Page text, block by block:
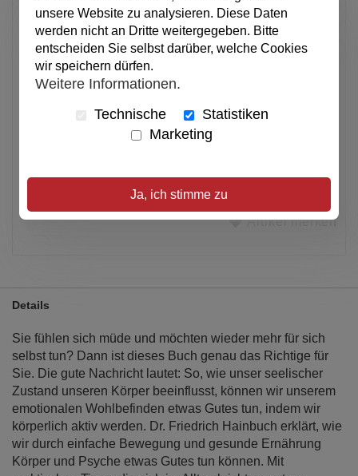
10,95 €
Anzahl
In den Warenkorb
Artikel merken
Details
Sie fühlen sich müde und möchten wieder mehr für sich
selbst tun? Dann ist dieses Buch genau das Richtige für
Sie. Die gute Nachricht lautet: So, wie unser seelischer
Zustand unseren Körper beeinflusst, können wir unserem
emotionalen Wohlbefinden etwas Gutes tun, indem wir
körperlich aktiv werden. Dr. Friedrich Hainbuch erklärt, wie
wir durch einfache Bewegung und gesunde Ernährung
Körper und Psyche etwas Gutes tun können. Mit
unsere Website zu analysieren. Diese Daten
werden nicht an Dritte weitergegeben. Bitte
entscheiden Sie selbst darüber, welche Cookies
wir speichern dürfen.
Weitere Informationen.
Technische
Statistiken
Marketing
Ja, ich stimme zu